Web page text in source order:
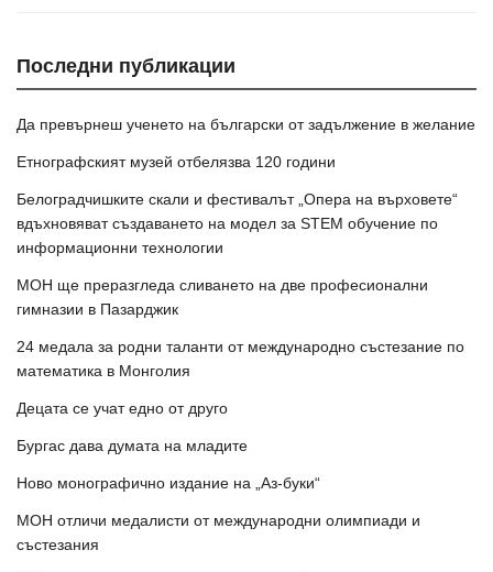
Последни публикации
Да превърнеш ученето на български от задължение в желание
Етнографският музей отбелязва 120 години
Белоградчишките скали и фестивалът „Опера на върховете“
вдъхновяват създаването на модел за STEM обучение по
информационни технологии
МОН ще преразгледа сливането на две професионални
гимназии в Пазарджик
24 медала за родни таланти от международно състезание по
математика в Монголия
Децата се учат едно от друго
Бургас дава думата на младите
Ново монографично издание на „Аз-буки“
МОН отличи медалисти от международни олимпиади и
състезания